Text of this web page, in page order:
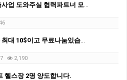
업 도와주실 협력파트너 모집
눔있습니다. 쉐어하시는 분들 필요한 물건 많습니다.
2,190
헬스장 2명 양도합니다.